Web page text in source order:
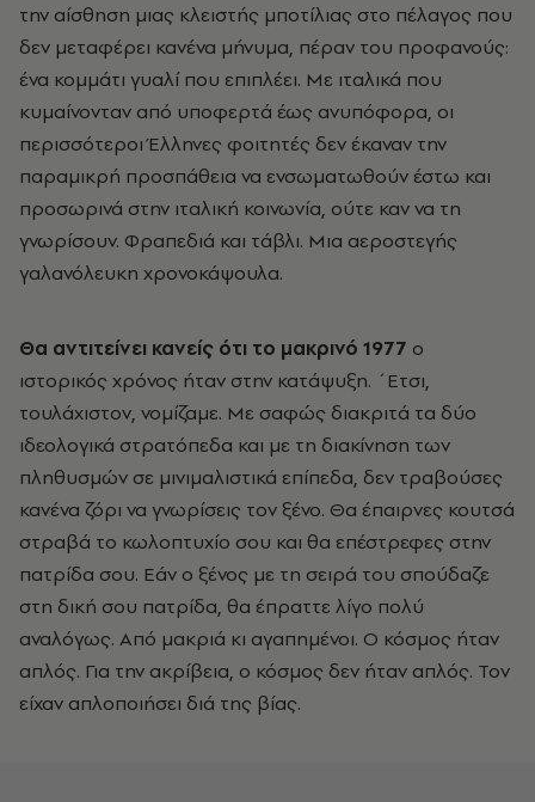
την αίσθηση μιας κλειστής μποτίλιας στο πέλαγος που
δεν μεταφέρει κανένα μήνυμα, πέραν του προφανούς:
ένα κομμάτι γυαλί που επιπλέει. Με ιταλικά που
κυμαίνονταν από υποφερτά έως ανυπόφορα, οι
περισσότεροι Έλληνες φοιτητές δεν έκαναν την
παραμικρή προσπάθεια να ενσωματωθούν έστω και
προσωρινά στην ιταλική κοινωνία, ούτε καν να τη
γνωρίσουν. Φραπεδιά και τάβλι. Μια αεροστεγής
γαλανόλευκη χρονοκάψουλα.
Θα αντιτείνει κανείς ότι το μακρινό 1977 ο
ιστορικός χρόνος ήταν στην κατάψυξη. ΄Ετσι,
τουλάχιστον, νομίζαμε. Με σαφώς διακριτά τα δύο
ιδεολογικά στρατόπεδα και με τη διακίνηση των
πληθυσμών σε μινιμαλιστικά επίπεδα, δεν τραβούσες
κανένα ζόρι να γνωρίσεις τον ξένο. Θα έπαιρνες κουτσά
στραβά το κωλοπτυχίο σου και θα επέστρεφες στην
πατρίδα σου. Εάν ο ξένος με τη σειρά του σπούδαζε
στη δική σου πατρίδα, θα έπραττε λίγο πολύ
αναλόγως. Από μακριά κι αγαπημένοι. Ο κόσμος ήταν
απλός. Για την ακρίβεια, ο κόσμος δεν ήταν απλός. Τον
είχαν απλοποιήσει διά της βίας.